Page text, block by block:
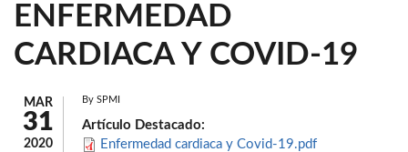
ENFERMEDAD
CARDIACA Y COVID-19
MAR
31
2020
By SPMI
Artículo Destacado:
Enfermedad cardiaca y Covid-19.pdf